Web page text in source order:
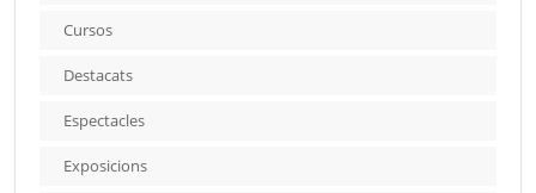
Cursos
Destacats
Espectacles
Exposicions